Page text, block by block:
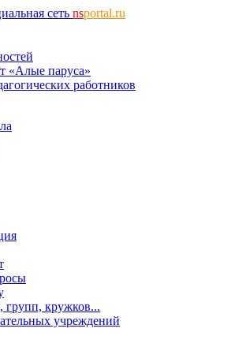
сеть nsportal.ru
«Алые паруса»
работников
групп, кружков...
учреждений